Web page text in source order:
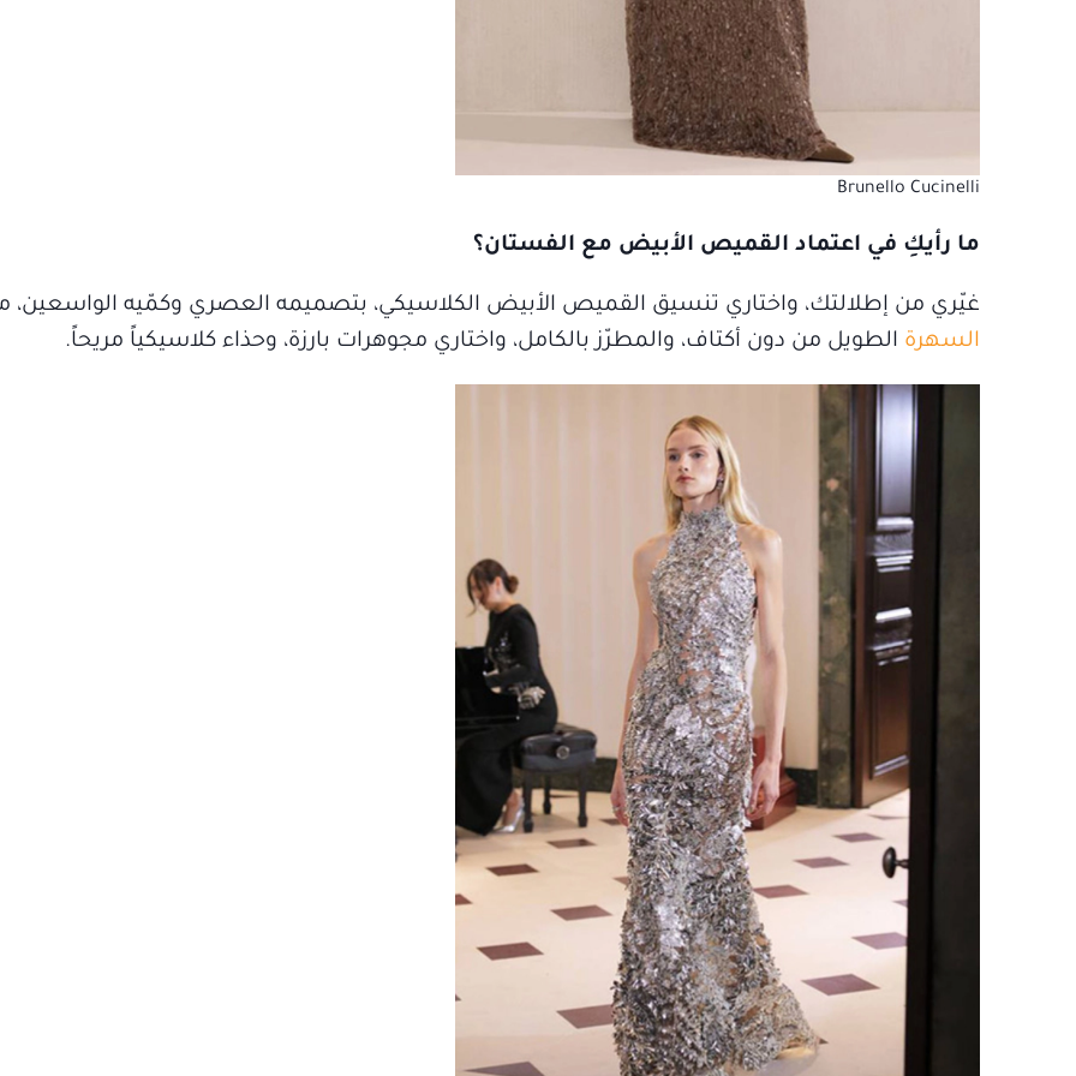
Brunello Cucinelli
ما رأيكِ في اعتماد القميص الأبيض مع الفستان؟
غيّري من إطلالتك، واختاري تنسيق القميص الأبيض الكلاسيكي، بتصميمه العصري وكمّيه الواسعين،
السهرة الطويل من دون أكتاف، والمطرّز بالكامل، واختاري مجوهرات بارزة، وحذاء كلاسيكياً مريحاً.